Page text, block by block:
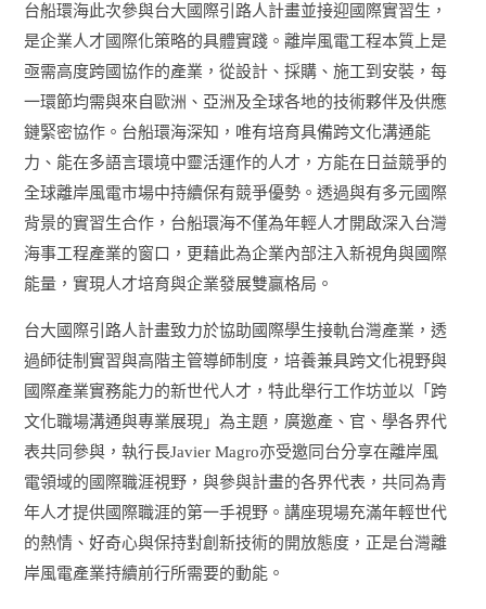
台船環海此次參與台大國際引路人計畫並接迎國際實習生，
是企業人才國際化策略的具體實踐。離岸風電工程本質上是
亟需高度跨國協作的產業，從設計、採購、施工到安裝，每
一環節均需與來自歐洲、亞洲及全球各地的技術夥伴及供應
鏈緊密協作。台船環海深知，唯有培育具備跨文化溝通能
力、能在多語言環境中靈活運作的人才，方能在日益競爭的
全球離岸風電市場中持續保有競爭優勢。透過與有多元國際
背景的實習生合作，台船環海不僅為年輕人才開啟深入台灣
海事工程產業的窗口，更藉此為企業內部注入新視角與國際
能量，實現人才培育與企業發展雙贏格局。
台大國際引路人計畫致力於協助國際學生接軌台灣產業，透
過師徒制實習與高階主管導師制度，培養兼具跨文化視野與
國際產業實務能力的新世代人才，特此舉行工作坊並以「跨
文化職場溝通與專業展現」為主題，廣邀產、官、學各界代
表共同參與，執行長Javier Magro亦受邀同台分享在離岸風
電領域的國際職涯視野，與參與計畫的各界代表，共同為青
年人才提供國際職涯的第一手視野。講座現場充滿年輕世代
的熱情、好奇心與保持對創新技術的開放態度，正是台灣離
岸風電產業持續前行所需要的動能。